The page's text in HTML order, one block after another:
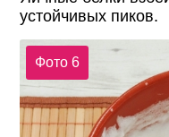
устойчивых пиков.
Фото 6